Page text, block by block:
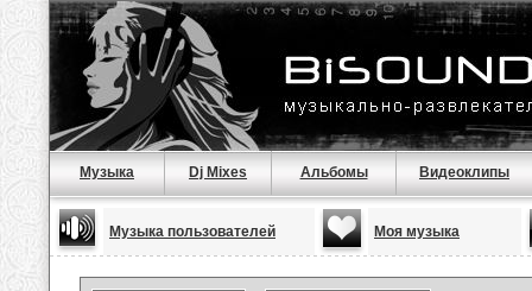
Музыка Dj Mixes Альбомы Видеоклипы
Музыка пользователей Моя музыка